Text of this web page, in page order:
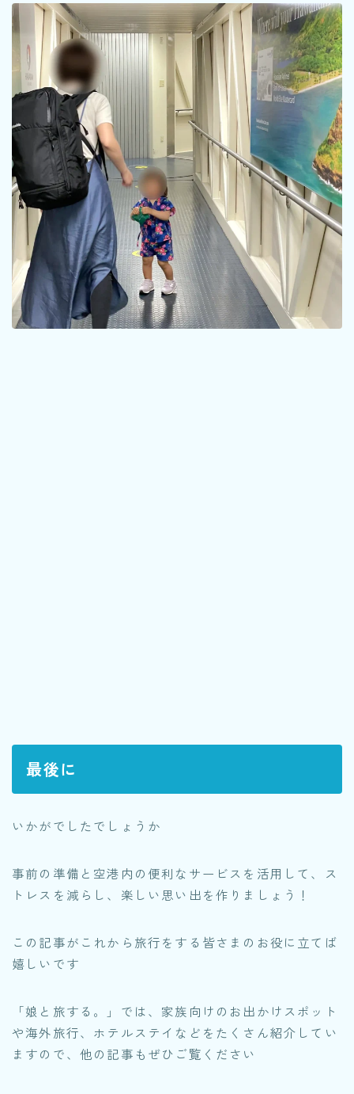
最後に
いかがでしたでしょうか
事前の準備と空港内の便利なサービスを活用して、ス
トレスを減らし、楽しい思い出を作りましょう！
この記事がこれから旅行をする皆さまのお役に立てば
嬉しいです
「娘と旅する。」では、家族向けのお出かけスポット
や海外旅行、ホテルステイなどをたくさん紹介してい
ますので、他の記事もぜひご覧ください